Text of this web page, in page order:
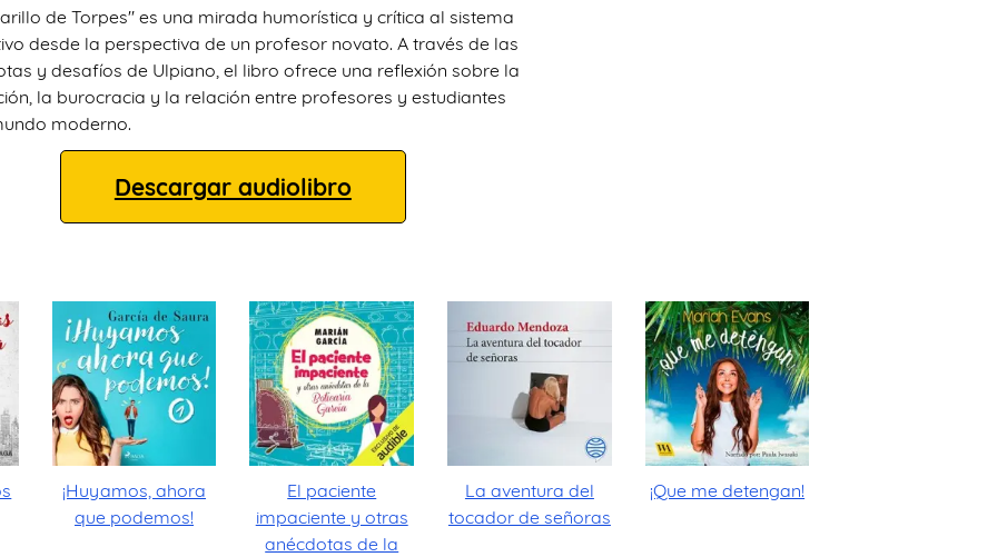
de Torpes" es una mirada humorística y crítica al sistema
desde la perspectiva de un profesor novato. A través de las
y desafíos de Ulpiano, el libro ofrece una reflexión sobre la
la burocracia y la relación entre profesores y estudiantes
moderno.
Descargar audiolibro
¡Huyamos, ahora
que podemos!
El paciente
impaciente y otras
anécdotas de la
La aventura del
tocador de señoras
¡Que me detengan!